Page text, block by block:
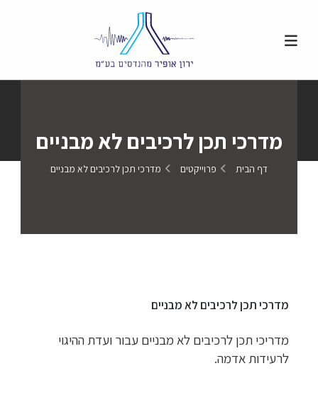
מדרכי תכן לרכיבים לא מבניים
דף הבית פרוייקטים מדרכי תכן לרכיבים לא מבניים
מדרכי תכן לרכיבים לא מבניים
מדריכי תכן לרכיבים לא מבניים עבור ועדת ההיגוי
לרעידות אדמה.